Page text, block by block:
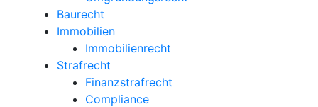
Baurecht
Immobilien
Immobilienrecht
Strafrecht
Finanzstrafrecht
Compliance